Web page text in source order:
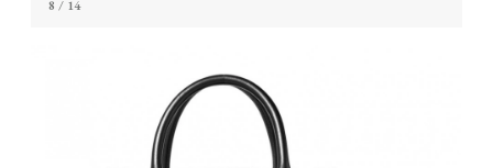
8 / 14